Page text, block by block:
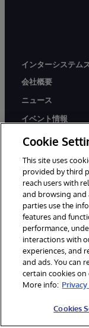
インターシステム
会社概要
ニュース
イベント情報
採用情報
© 1996-2026Y
Reserved.
お知らせ／ご利用規
保証について
ア
Cookie
This site uses
provided by third
reach users with
and browsing and
parties use the
features and
performance,
interactions with
experiences, and
and ads. You can
certain cookies on
More info:
Cookies